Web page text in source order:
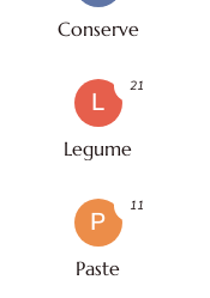
Conserve
L
Legume
21
P
Paste
11